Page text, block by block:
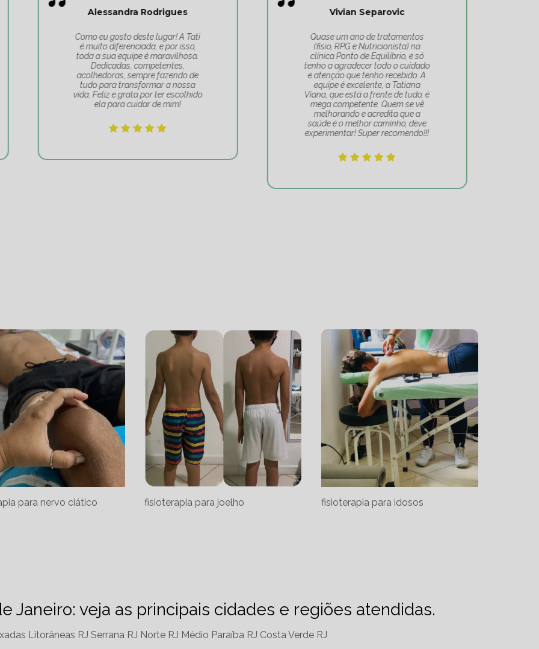
Alessandra Rodrigues
Como eu gosto deste lugar! A Tati
é muito diferenciada, e por isso,
toda a sua equipe é maravilhosa.
Dedicadas, competentes,
acolhedoras, sempre fazendo de
tudo para transformar a nossa
vida. Feliz e grata por ter escolhido
ela para cuidar de mim!
Vivian Separovic
Quase um ano de tratamentos
(fisio, RPG e Nutricionista) na
clínica Ponto de Equilíbrio, e só
tenho a agradecer todo o cuidado
e atenção que tenho recebido. A
equipe é excelente, a Tatiana
Viana, que está a frente de tudo, é
mega competente. Quem se vê
melhorando e acredita que a
saúde é o melhor caminho, deve
experimentar! Super recomendo!!!
para nervo ciático fisioterapia para joelho fisioterapia para idosos
Janeiro: veja as principais cidades e regiões atendidas.
Litorâneas RJ Serrana RJ Norte RJ Médio Paraíba RJ Costa Verde RJ